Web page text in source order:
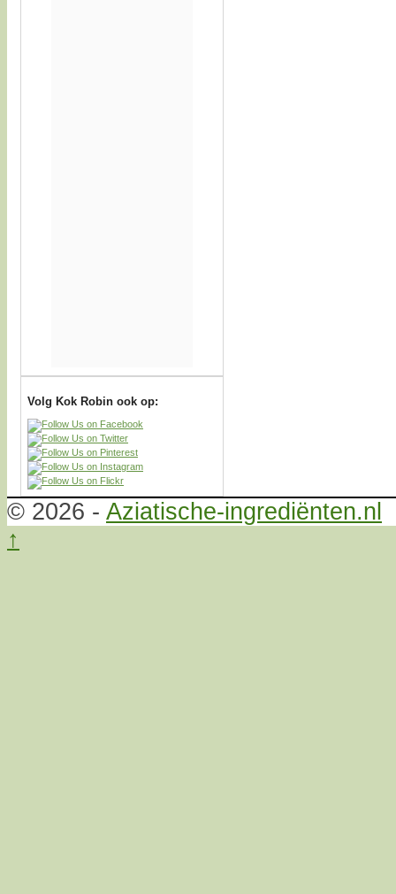
Volg Kok Robin ook op:
© 2026 - Aziatische-ingrediënten.nl
↑